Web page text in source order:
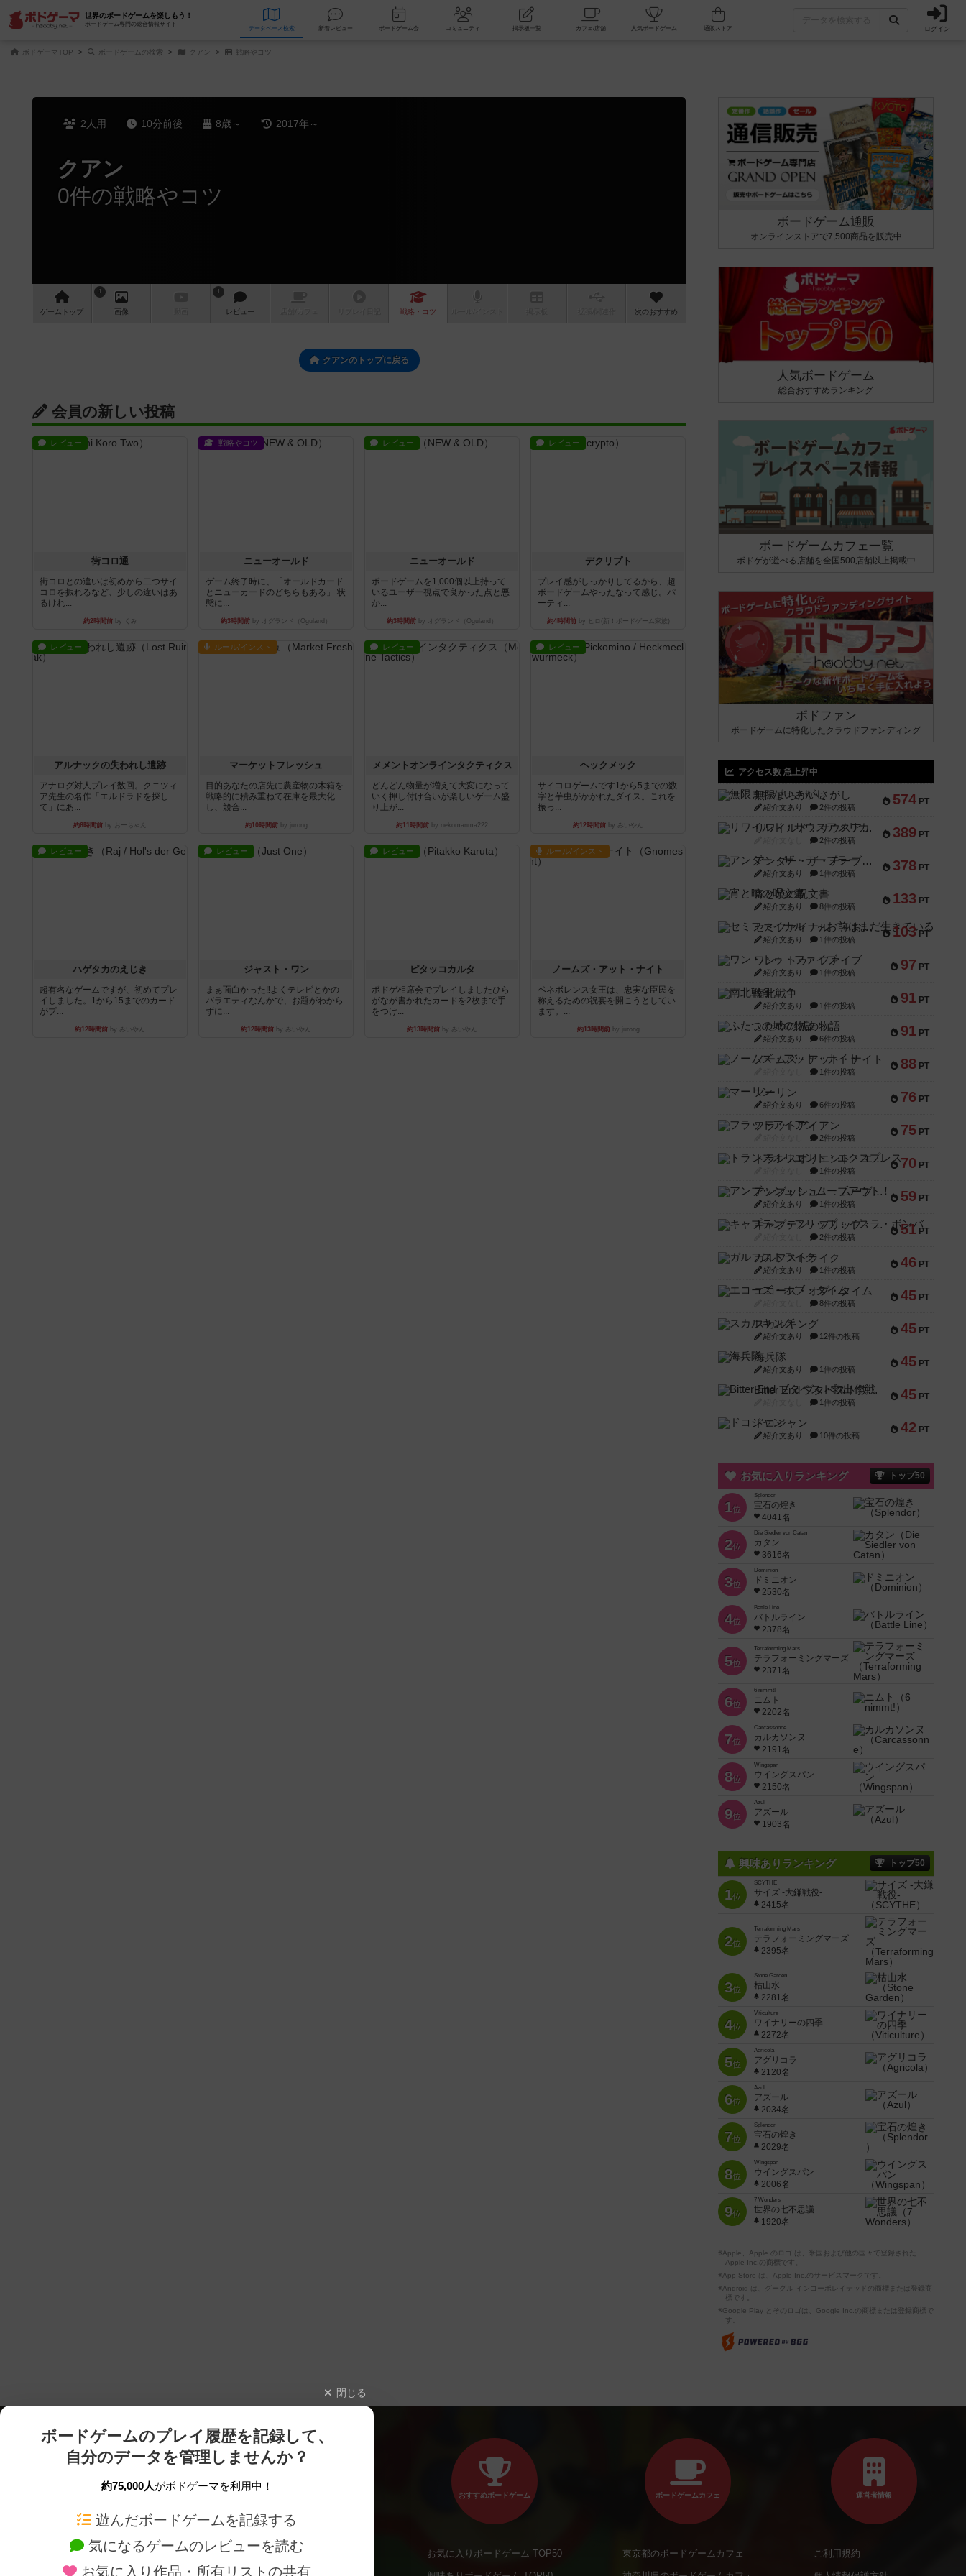
世界のボードゲームを楽しもう！
ボードゲーム専門の総合情報サイト
データベース 検索 新着レビュー ボードゲーム会 コミュニティ 掲示板一覧 カフェ/店舗 人気ボードゲーム ログイン
ボドゲーマTOP ボードゲームの検索 クアン 戦略やコツ
2人用 10分前後 8歳～ 2017年～
クアン
0件の戦略やコツ
ゲーム トップ
1
画像
1
レビュー 戦略 ・コツ 次のおすすめ
クアンのトップに戻る
会員の新しい投稿
レビュー
街コロ通
街コロとの違いは初めから二つサイ
コロを振れるなど、少しの違いはあ
るけれ...
約2時間前by くみ
戦略やコツ
ニューオールド
ゲーム終了時に、「オールドカード
とニューカードのどちらもある」 状
態に...
約3時間前 by オグランド（Oguland）
レビュー
ニューオールド
ボードゲームを1,000個以上持って
いるユーザー視点で良かった点と悪
か...
約3時間前 by オグランド（Oguland）
レビュー
デクリプト
プレイ感がしっかりしてるから、超
ボードゲームやったなって感じ。パ
ーティ...
約4時間前by ヒロ(新！ボードゲーム家族)
レビュー
アルナックの失われし遺跡
アナログ対人プレイ数回。クニツィ
ア先生の名作「エルドラドを探し
て」にあ...
約6時間前 by おーちゃん
ルール/インスト
マーケットフレッシュ
目的あなたの店先に農産物の木箱を
戦略的に積み重ねて在庫を最大化
し、競合...
約10時間前by jurong
レビュー
メメントオンラインタクティクス
どんどん物量が増えて大変になって
いく押し付け合いが楽しいゲーム盛
り上が...
約11時間前 by nekomanma222
レビュー
ヘックメック
サイコロゲームです1から5までの数
字と芋虫がかかれたダイス。これを
振っ...
約12時間前 by みいやん
レビュー
ハゲタカのえじき
超有名なゲームですが、初めてプレ
イしました。1から15までのカード
がプ...
約12時間前 by みいやん
レビュー
ジャスト・ワン
まぁ面白かった‼️よくテレビとかの
バラエティなんかで、お題がわから
ずに...
約12時間前 by みいやん
レビュー
ピタッコカルタ
ボドゲ相席会でプレイしましたひら
がなが書かれたカードを2枚まで手
をつけ...
約13時間前 by みいやん
ルール/インスト
ノームズ・アット・ナイト
ベネボレンス女王は、忠実な臣民を
称えるための祝宴を開こうとしてい
ます。...
約13時間前by jurong
ボードゲーム通販
オンラインストアで7,500商品を販売中
人気ボードゲーム
総合おすすめランキング
ボードゲームカフェ一覧
ボドゲが遊べる店舗を全国500店舗以上掲載中
ボドファン
ボードゲームに特化したクラウドファンディング
アクセス数 急上昇中
574 PT
無限まちがいさがし
紹介文あり 2件の投稿
389 PT
リワイルド：サウスアメリカ
2件の投稿
378 PT
アンダー・ザ・テーブラー
紹介文あり 1件の投稿
133 PT
宵と暁の呪文書
紹介文あり 8件の投稿
103 PT
セミファイナル ～お前はまだ生きている～
紹介文あり 1件の投稿
97 PT
ワン・トゥ・ファイブ
紹介文あり 1件の投稿
91 PT
南北戦争
紹介文あり 1件の投稿
91 PT
ふたつの城の物語
紹介文あり 6件の投稿
88 PT
ノームズ・アット・ナイト
1件の投稿
76 PT
マーリン
紹介文あり 6件の投稿
75 PT
フラットアイアン
2件の投稿
70 PT
トランスオリエント・エクスプレス
1件の投稿
59 PT
アンブッシュ！：ムーブアウト！
紹介文あり 1件の投稿
51 PT
キャプテン・フリップ：イスラ・ボンバ
2件の投稿
46 PT
ガルフストライク
紹介文あり 1件の投稿
45 PT
エコーズ・オブ・タイム
8件の投稿
45 PT
スカルキング
紹介文あり 12件の投稿
45 PT
海兵隊
紹介文あり 1件の投稿
45 PT
Bitter End ブタペスト救出作戦
1件の投稿
42 PT
ドコジャン
紹介文あり 10件の投稿
お気に入りランキング トップ50
1位
Splendor
宝石の煌き
4041名
2位
Die Siedler von Catan
カタン
3616名
3位
Dominion
ドミニオン
2530名
4位
Battle Line
バトルライン
2378名
5位
Terraforming Mars
テラフォーミングマーズ
2371名
6位
6 nimmt!
ニムト
2202名
7位
Carcassonne
カルカソンヌ
2191名
8位
Wingspan
ウイングスパン
2150名
9位
Azul
アズール
1903名
興味ありランキング トップ50
1位
SCYTHE
サイズ -大鎌戦役-
2415名
2位
Terraforming Mars
テラフォーミングマーズ
2395名
3位
Stone Garden
枯山水
2281名
4位
Viticulture
ワイナリーの四季
2272名
5位
Agricola
アグリコラ
2120名
6位
Azul
アズール
2034名
7位
Splendor
宝石の煌き
2029名
8位
Wingspan
ウイングスパン
2006名
9位
7 Wonders
世界の七不思議
1920名
※Apple、Apple のロゴ は、米国および他の国々で登録された
Apple Inc.の商標です。
※App Store は、Apple Inc.のサービスマークです。
※Android は、グーグル インコーポレイテッドの商標または登録商
標です。
※Google Play とそのロゴは、Google Inc.の商標または登録商標で
す。
閉じる
ボードゲームのプレイ履歴を記録して、
自分のデータを管理しませんか？
約75,000人がボドゲーマを利用中！
遊んだボードゲームを記録する
気になるゲームのレビューを読む
お気に入り作品・所有リストの共有
ボードゲームを検索する 新作・再入荷情報
おすすめボードゲーム
お気に入りボードゲーム TOP50
ボードゲームカフェ
東京都のボードゲームカフェ
運営者情報
ご利用規約